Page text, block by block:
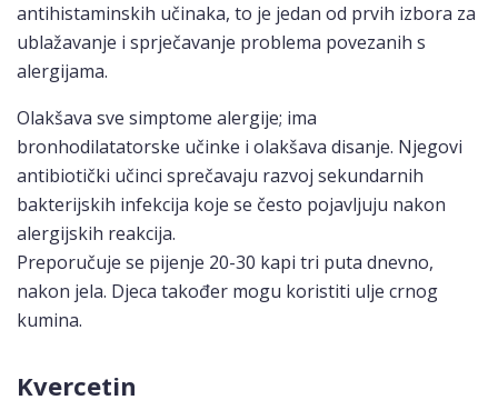
antihistaminskih učinaka, to je jedan od prvih izbora za
ublažavanje i sprječavanje problema povezanih s
alergijama.
Olakšava sve simptome alergije; ima
bronhodilatatorske učinke i olakšava disanje. Njegovi
antibiotički učinci sprečavaju razvoj sekundarnih
bakterijskih infekcija koje se često pojavljuju nakon
alergijskih reakcija.
Preporučuje se pijenje 20-30 kapi tri puta dnevno,
nakon jela. Djeca također mogu koristiti ulje crnog
kumina.
Kvercetin